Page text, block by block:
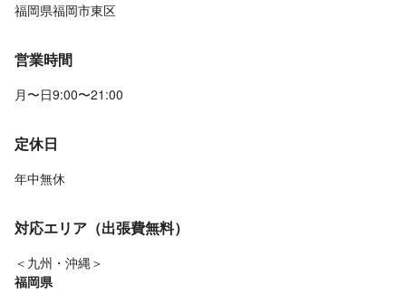
福岡県福岡市東区
営業時間
月〜日9:00〜21:00
定休日
年中無休
対応エリア（出張費無料）
＜九州・沖縄＞
福岡県